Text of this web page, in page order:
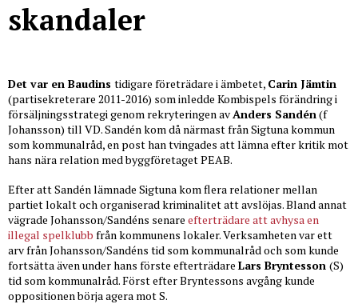
skandaler
Det var en Baudins tidigare företrädare i ämbetet, Carin Jämtin
(partisekreterare 2011-2016) som inledde Kombispels förändring i
försäljningsstrategi genom rekryteringen avAnders Sandén(f
Johansson) till VD. Sandén kom då närmast från Sigtuna kommun
som kommunalråd, en post han tvingades att lämna efter kritik mot
hans nära relation med byggföretaget PEAB.
Efter att Sandén lämnade Sigtuna kom flera relationer mellan
partiet lokalt och organiserad kriminalitet att avslöjas. Bland annat
vägrade Johansson/Sandéns senare efterträdare att avhysa en
illegal spelklubb från kommunens lokaler. Verksamheten var ett
arv från Johansson/Sandéns tid som kommunalråd och som kunde
fortsätta även under hans förste efterträdare Lars Bryntesson (S)
tid som kommunalråd. Först efter Bryntessons avgång kunde
oppositionen börja agera mot S.